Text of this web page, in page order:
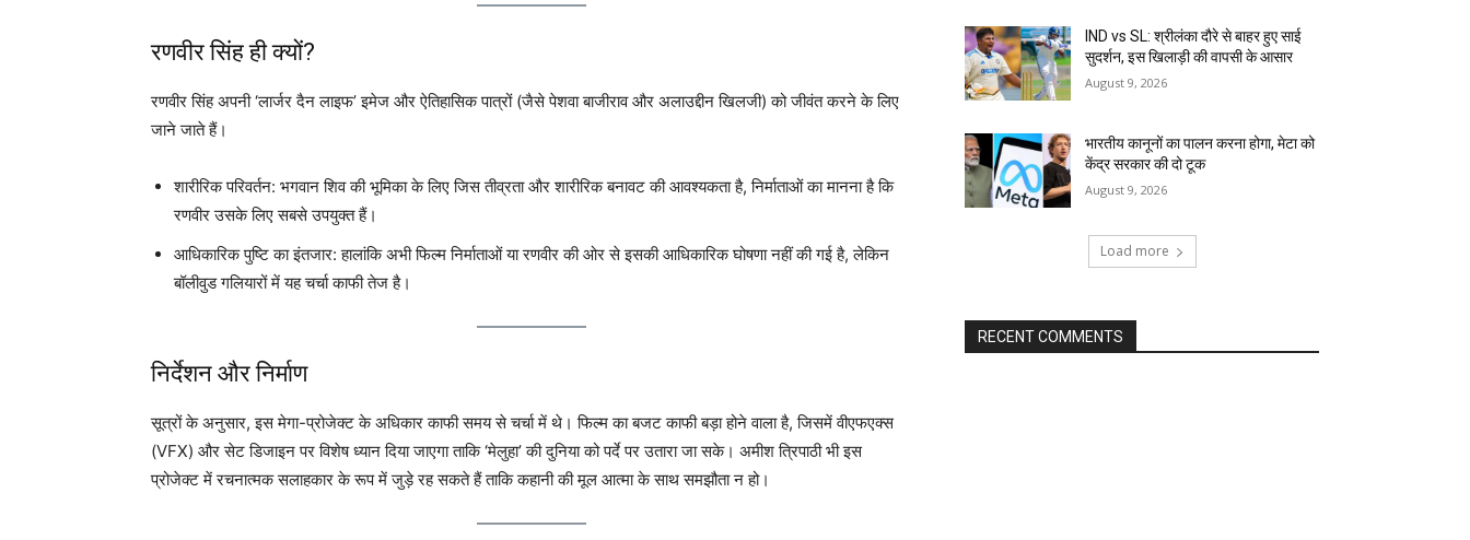
रणवीर सिंह ही क्यों?
रणवीर सिंह अपनी ‘लार्जर दैन लाइफ’ इमेज और ऐतिहासिक पात्रों (जैसे पेशवा बाजीराव और अलाउद्दीन खिलजी) को जीवंत करने के लिए
जाने जाते हैं।
शारीरिक परिवर्तन: भगवान शिव की भूमिका के लिए जिस तीव्रता और शारीरिक बनावट की आवश्यकता है, निर्माताओं का मानना है कि
रणवीर उसके लिए सबसे उपयुक्त हैं।
आधिकारिक पुष्टि का इंतजार: हालांकि अभी फिल्म निर्माताओं या रणवीर की ओर से इसकी आधिकारिक घोषणा नहीं की गई है, लेकिन
बॉलीवुड गलियारों में यह चर्चा काफी तेज है।
निर्देशन और निर्माण
सूत्रों के अनुसार, इस मेगा-प्रोजेक्ट के अधिकार काफी समय से चर्चा में थे। फिल्म का बजट काफी बड़ा होने वाला है, जिसमें वीएफएक्स
(VFX) और सेट डिजाइन पर विशेष ध्यान दिया जाएगा ताकि ‘मेलुहा’ की दुनिया को पर्दे पर उतारा जा सके। अमीश त्रिपाठी भी इस
प्रोजेक्ट में रचनात्मक सलाहकार के रूप में जुड़े रह सकते हैं ताकि कहानी की मूल आत्मा के साथ समझौता न हो।
IND vs SL: श्रीलंका दौरे से बाहर हुए साई
सुदर्शन, इस खिलाड़ी की वापसी के आसार
August 9, 2026
भारतीय कानूनों का पालन करना होगा, मेटा को
केंद्र सरकार की दो टूक
August 9, 2026
Load more
RECENT COMMENTS